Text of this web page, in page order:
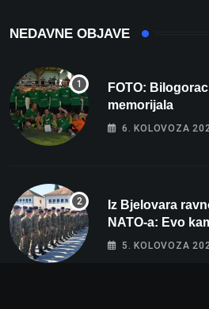
NEDAVNE OBJAVE
FOTO:
memorijala
6. KOLOVOZA
Iz Bjelovara
NATO-a: Evo
vojnika i 6
5. KOLOVOZA